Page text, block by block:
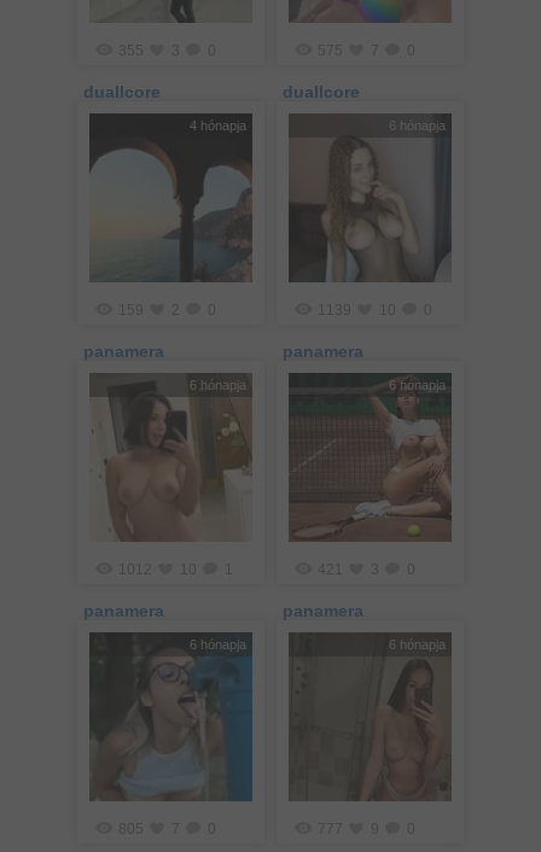
355 3
duallcore
575 7
duallcore
4 hónapja
159 2
panamera
6 hónapja
1139
panamera
6 hónapja
1012
panamera
6 hónapja
421 3
panamera
6 hónapja
805 7
6 hónapja
777 9